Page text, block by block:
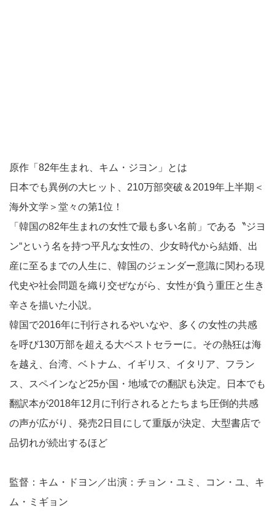
原作「82年生まれ、キム・ジヨン」とは
日本でも異例の大ヒット、210万部突破＆2019年上半期＜
海外文学＞堂々の第1位！
「韓国の82年生まれの女性で最も多い名前」である〝ジヨ
ン“という名を持つ平凡な女性の、少女時代から結婚、出
産に至るまでの人生に、韓国のジェンダー意識に関わる現
代史や社会問題を織り交ぜながら、女性が負う重圧と生き
辛さを描いた小説。
韓国で2016年に刊行されるやいなや、多くの女性の共感
を呼び130万部を超える大ベストセラーに。その熱狂は海
を越え、台湾、ベトナム、イギリス、イタリア、フラン
ス、スペインなど25か国・地域での翻訳も決定。日本でも
翻訳本が2018年12月に刊行されるとたちまち圧倒的共感
の声が広がり、発売2日目にして重版が決定、大型書店で
品切れが続出するほど
監督：キム・ドヨン／出演：チョン・ユミ、コン・ユ、キ
ム・ミギョン